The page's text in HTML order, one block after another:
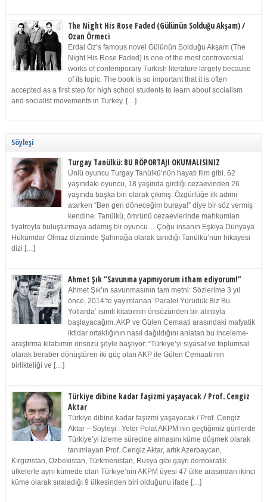
The Night His Rose Faded (Gülünün Solduğu Akşam) /
Ozan Örmeci
Erdal Öz’s famous novel Gülünün Solduğu Akşam (The
Night His Rose Faded) is one of the most controversial
works of contemporary Turkish literature largely because
of its topic. The book is so important that it is often
accepted as a first step for high school students to learn about socialism
and socialist movements in Turkey. […]
Söyleşi
Turgay Tanülkü: BU RÖPORTAJI OKUMALISINIZ
Ünlü oyuncu Turgay Tanülkü’nün hayatı film gibi. 62
yaşındaki oyuncu, 18 yaşında girdiği cezaevinden 26
yaşında başka biri olarak çıkmış. Özgürlüğe ilk adımı
atarken “Ben geri döneceğim buraya!” diye bir söz vermiş
kendine. Tanülkü, ömrünü cezaevlerinde mahkumları
tiyatroyla buluşturmaya adamış bir oyuncu… Çoğu insanın Eşkıya Dünyaya
Hükümdar Olmaz dizisinde Şahinağa olarak tanıdığı Tanülkü’nün hikayesi
dizi […]
Ahmet Şık “Savunma yapmıyorum itham ediyorum!”
Ahmet Şık’ın savunmasının tam metni: Sözlerime 3 yıl
önce, 2014’te yayımlanan ‘Paralel Yürüdük Biz Bu
Yollarda’ isimli kitabımın önsözünden bir alıntıyla
başlayacağım. AKP ve Gülen Cemaati arasındaki mafyatik
iktidar ortaklığının nasıl dağıldığını anlatan bu inceleme-
araştırma kitabımın önsözü şöyle başlıyor: “Türkiye’yi siyasal ve toplumsal
olarak beraber dönüştüren iki güç olan AKP ile Gülen Cemaati’nin
birlikteliği ve […]
Türkiye dibine kadar faşizmi yaşayacak / Prof. Cengiz
Aktar
Türkiye dibine kadar faşizmi yaşayacak / Prof. Cengiz
Aktar – Söyleşi : Yeter Polat AKPM’nin geçtiğimiz günlerde
Türkiye’yi izleme sürecine almasını küme düşmek olarak
tanımlayan Prof. Cengiz Aktar, artık Azerbaycan,
Kırgızistan, Özbekistan, Türkmenistan, Rusya gibi gayri demokratik
ülkelerle aynı kümede olan Türkiye’nin AKPM üyesi 47 ülke arasından ikinci
küme olarak sıraladığı 9 ülkesinden biri olduğunu ifade […]